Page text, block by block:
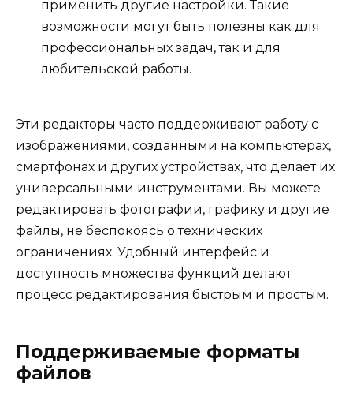
применить другие настройки. Такие
возможности могут быть полезны как для
профессиональных задач, так и для
любительской работы.
Эти редакторы часто поддерживают работу с
изображениями, созданными на компьютерах,
смартфонах и других устройствах, что делает их
универсальными инструментами. Вы можете
редактировать фотографии, графику и другие
файлы, не беспокоясь о технических
ограничениях. Удобный интерфейс и
доступность множества функций делают
процесс редактирования быстрым и простым.
Поддерживаемые форматы
файлов